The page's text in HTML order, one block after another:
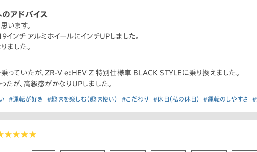
アドバイス
います。
ンチ アルミホイールにインチUPしました。
ました。
っていたが、ZR-V e:HEV Z 特別仕様車 BLACK STYLEに乗り換えました。
たが、高級感がかなりUPしました。
#運転が好き #趣味を楽しむ（趣味使い） #こだわり #休日（私の休日） #運転のしやすさ #